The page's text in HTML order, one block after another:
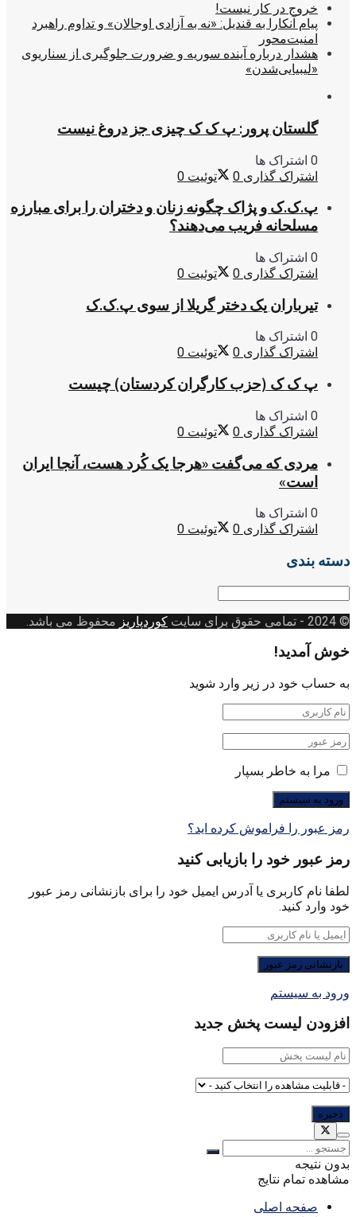
خروج در کار نیست!
پیام آنکارا به قندیل: «نه به آزادی اوجالان» و تداوم راهبرد
امنیت‌محور
هشدار درباره آینده سوریه و ضرورت جلوگیری از سناریوی
«لیبیایی‌شدن»
گلستان پرور: پ ک ک چیزی جز دروغ نیست
0 اشتراک ها
اشتراک گذاری 0 توئیت 0
پ.ک.ک و پژاک چگونه زنان و دختران را برای مبارزه
مسلحانه فریب می‌دهند؟
0 اشتراک ها
اشتراک گذاری 0 توئیت 0
تیرباران یک دختر گریلا از سوی پ.ک.ک
0 اشتراک ها
اشتراک گذاری 0 توئیت 0
پ ک ک (حزب کارگران کردستان) چیست
0 اشتراک ها
اشتراک گذاری 0 توئیت 0
مردی که می‌گفت «هرجا یک کُرد هست، آنجا ایران
است»
0 اشتراک ها
اشتراک گذاری 0 توئیت 0
دسته بندی
دسته
© 2024
- تمامی حقوق برای سایت کوردپاریز محفوظ می باشد.
خوش آمدید!
به حساب خود در زیر وارد شوید
مرا به خاطر بسپار
رمز عبور را فراموش کرده اید؟
رمز عبور خود را بازیابی کنید
لطفا نام کاربری یا آدرس ایمیل خود را برای بازنشانی رمز عبور
خود وارد کنید.
ورود به سیستم
افزودن لیست پخش جدید
بدون نتیجه
مشاهده تمام نتایج
صفحه اصلی